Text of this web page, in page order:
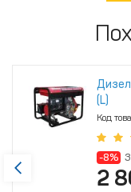
(L)
Код
-8%
2